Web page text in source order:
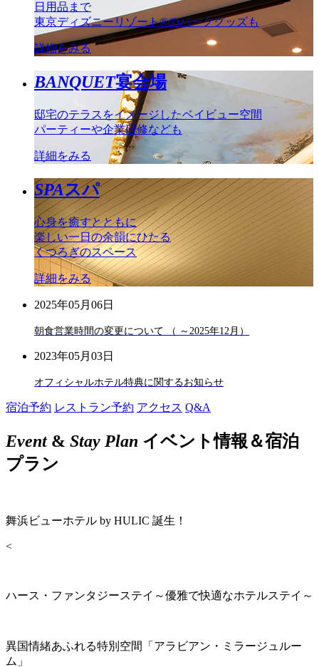
日用品まで
東京ディズニーリゾート®のパークグッズも
詳細をみる
BANQUET宴会場
邸宅のテラスをイメージしたベイビュー空間
パーティーや企業研修なども
詳細をみる
SPAスパ
心身を癒すとともに
楽しい一日の余韻にひたる
くつろぎのスペース
詳細をみる
2025年05月06日
朝食営業時間の変更について （ ～2025年12月）
2023年05月03日
オフィシャルホテル特典に関するお知らせ
宿泊予約 レストラン予約 アクセス Q&A
Event& Stay Plan イベント情報＆宿泊
プラン
舞浜ビューホテル by HULIC 誕生！
<
ハース・ファンタジーステイ～優雅で快適なホテルステイ～
異国情緒あふれる特別空間「アラビアン・ミラージュルー
ム」